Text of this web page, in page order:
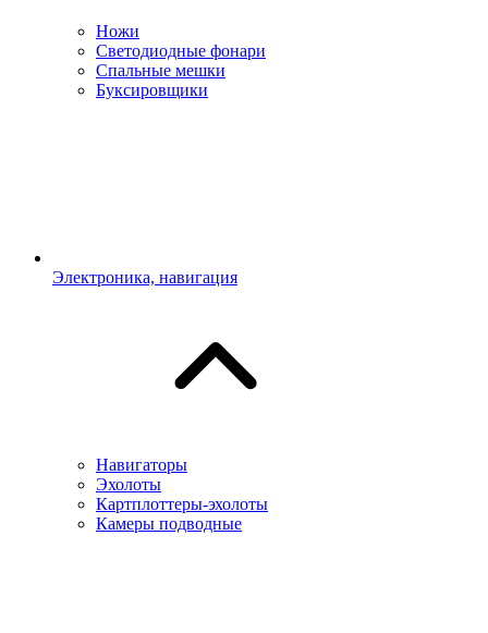
Ножи
Светодиодные фонари
Спальные мешки
Буксировщики
Электроника, навигация
Навигаторы
Эхолоты
Картплоттеры-эхолоты
Камеры подводные